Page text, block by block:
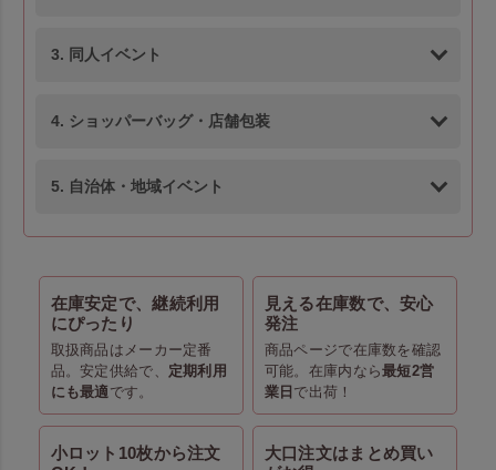
3. 同人イベント
4. ショッパーバッグ・店舗包装
5. 自治体・地域イベント
在庫安定で、継続利用
にぴったり
取扱商品はメーカー定番
品。安定供給で、 定期利用
にも最適 です。
見える在庫数で、安心
発注
商品ページで在庫数を確認
可能。在庫内なら最短2営
業日 で出荷！
小ロット10枚から注文
大口注文はまとめ買い